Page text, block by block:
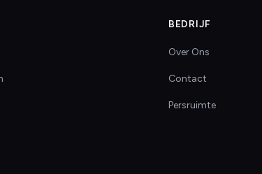
BEDRIJF
Over Ons
Contact
Persruimte